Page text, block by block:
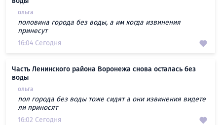
ольга
половина города без воды, а им когда извинения
принесут
16:04 Сегодня
Часть Ленинского района Воронежа снова осталась без
воды
ольга
пол города без воды тоже сидят а они извинения видете
ли приносят
16:02 Сегодня